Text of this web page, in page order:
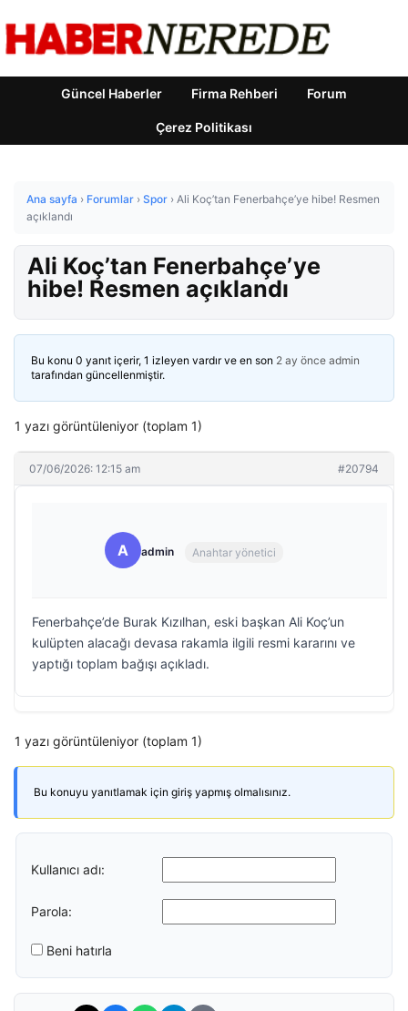
Güncel Haberler Firma Rehberi Forum
Çerez Politikası
Ana sayfa › Forumlar › Spor › Ali Koç’tan Fenerbahçe’ye hibe! Resmen
açıklandı
Ali Koç’tan Fenerbahçe’ye
hibe! Resmen açıklandı
Bu konu 0 yanıt içerir, 1 izleyen vardır ve en son 2 ay önce admin
tarafından güncellenmiştir.
1 yazı görüntüleniyor (toplam 1)
07/06/2026: 12:15 am #20794
A admin Anahtar yönetici
Fenerbahçe’de Burak Kızılhan, eski başkan Ali Koç’un
kulüpten alacağı devasa rakamla ilgili resmi kararını ve
yaptığı toplam bağışı açıkladı.
1 yazı görüntüleniyor (toplam 1)
Bu konuyu yanıtlamak için giriş yapmış olmalısınız.
Kullanıcı adı:
Parola:
Beni hatırla